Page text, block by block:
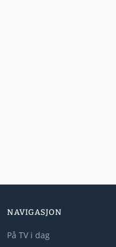
NAVIGASJON
På TV i dag